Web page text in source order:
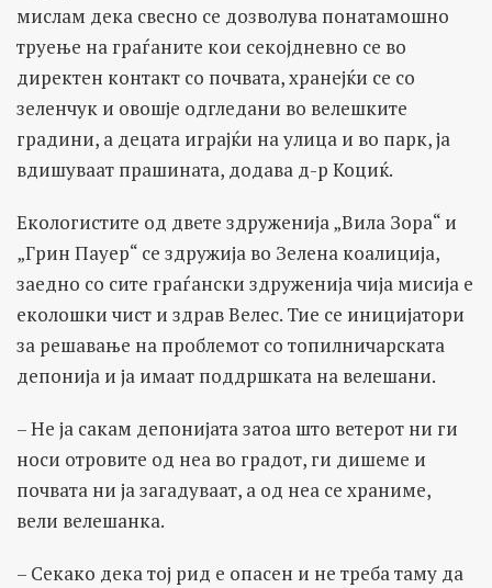
мислам дека свесно се дозволува понатамошно
труење на граѓаните кои секојдневно се во
директен контакт со почвата, хранејќи се со
зеленчук и овошје одгледани во велешките
градини, а децата играјќи на улица и во парк, ја
вдишуваат прашината, додава д-р Коциќ.
Екологистите од двете здруженија „Вила Зора“ и
„Грин Пауер“ се здружија во Зелена коалиција,
заедно со сите граѓански здруженија чија мисија е
еколошки чист и здрав Велес. Тие се иницијатори
за решавање на проблемот со топилничарската
депонија и ја имаат поддршката на велешани.
– Не ја сакам депонијата затоа што ветерот ни ги
носи отровите од неа во градот, ги дишеме и
почвата ни ја загадуваат, а од неа се храниме,
вели велешанка.
– Секако дека тој рид е опасен и не треба таму да